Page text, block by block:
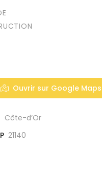
Ouvrir sur Google Maps
Côte-d’Or
21140